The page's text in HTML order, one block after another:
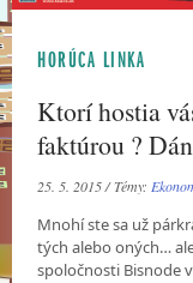
HORÚCA LINKA
Ktorí hostia
faktúrou ?
25. 5. 2015 / Témy:
Mnohí ste sa už
tých alebo oných…
spoločnosti Bisnode